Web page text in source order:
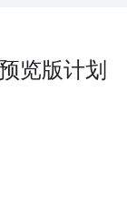
览版计划